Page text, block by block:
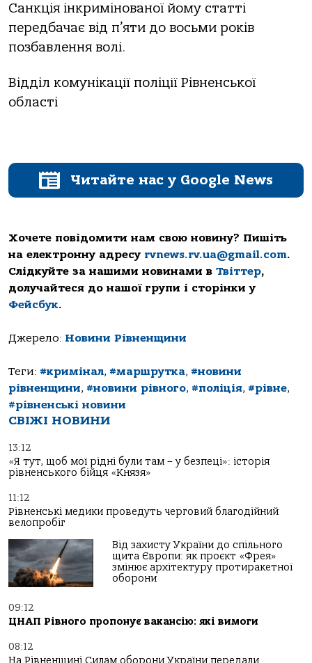
Санкція інкримінованої йому статті
передбачає від п’яти до восьми років
позбавлення волі.
Відділ комунікації поліції Рівненської
області
Читайте нас у Google News
Хочете повідомити нам свою новину? Пишіть
на електронну адресу rvnews.rv.ua@gmail.com.
Слідкуйте за нашими новинами в Твіттер,
долучайтеся до нашої групи і сторінки у
Фейсбук.
Джерело: Новини Рівненщини
Теги: #кримінал, #маршрутка, #новини
рівненщини, #новини рівного, #поліція, #рівне,
#рівненські новини
СВІЖІ НОВИНИ
13:12
«Я тут, щоб мої рідні були там – у безпеці»: історія
рівненського бійця «Князя»
11:12
Рівненські медики проведуть черговий благодійний
велопробіг
Від захисту України до спільного
щита Європи: як проєкт «Фрея»
змінює архітектуру протиракетної
оборони
09:12
ЦНАП Рівного пропонує вакансію: які вимоги
08:12
На Рівненщині Силам оборони України передали